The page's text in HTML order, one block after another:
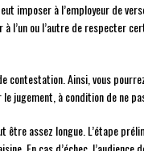
imposer à l’employeur de
l’un ou l’autre de respecter
contestation. Ainsi, vous
jugement, à condition de ne
être assez longue. L’étape